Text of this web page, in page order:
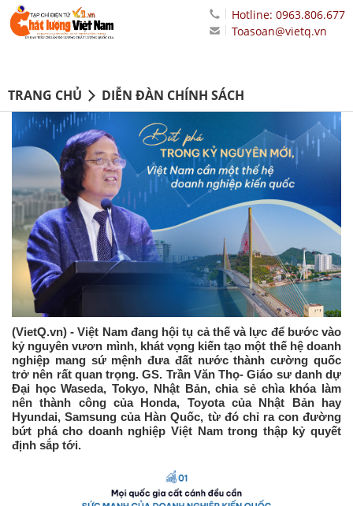
Hotline: 0963.806.677
Toasoan@vietq.vn
TRANG CHỦ DIỄN ĐÀN CHÍNH SÁCH
(VietQ.vn) - Việt Nam đang hội tụ cả thế và lực để bước vào
kỷ nguyên vươn mình, khát vọng kiến tạo một thế hệ doanh
nghiệp mang sứ mệnh đưa đất nước thành cường quốc
trở nên rất quan trọng. GS. Trần Văn Thọ- Giáo sư danh dự
Đại học Waseda, Tokyo, Nhật Bản, chia sẻ chìa khóa làm
nên thành công của Honda, Toyota của Nhật Bản hay
Hyundai, Samsung của Hàn Quốc, từ đó chỉ ra con đường
bứt phá cho doanh nghiệp Việt Nam trong thập kỷ quyết
định sắp tới.